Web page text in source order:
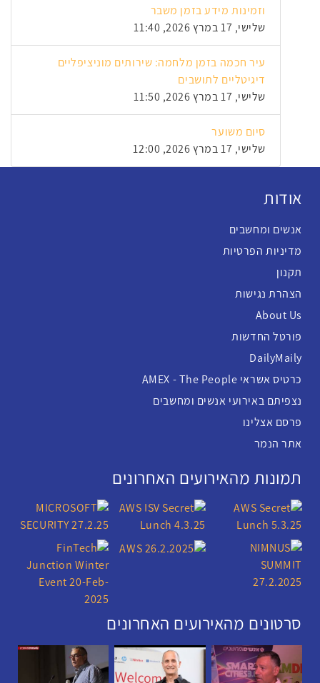
וזמינות מידע בזמן משבר
שלישי, 17 במרץ 2026, 11:40
עיר חכמה בזמן מלחמה: שירותים מוניציפליים
דיגיטליים לתושבים
שלישי, 17 במרץ 2026, 11:50
סיום משוער
שלישי, 17 במרץ 2026, 12:00
אודות
אנשים ומחשבים
מדיניות הפרטיות
תקנון
הצהרת נגישות
About Us
פורטל החדשות
DailyMaily
כרטיס אשראי AMEX - The People
נצפיתם באירועי אנשים ומחשבים
פרסם אצלינו
אתר הנמר
תמונות מהאירועים האחרונים
סרטונים מהאירועים האחרונים